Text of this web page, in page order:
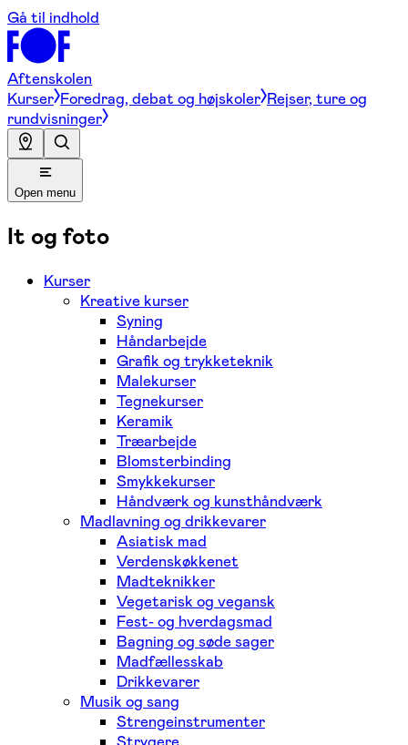
Gå til indhold
Aftenskolen
Kurser Foredrag, debat og højskoler Rejser, ture og
rundvisninger
Open menu
It og foto
Kurser
Kreative kurser
Syning
Håndarbejde
Grafik og trykketeknik
Malekurser
Tegnekurser
Keramik
Træarbejde
Blomsterbinding
Smykkekurser
Håndværk og kunsthåndværk
Madlavning og drikkevarer
Asiatisk mad
Verdenskøkkenet
Madteknikker
Vegetarisk og vegansk
Fest- og hverdagsmad
Bagning og søde sager
Madfællesskab
Drikkevarer
Musik og sang
Strengeinstrumenter